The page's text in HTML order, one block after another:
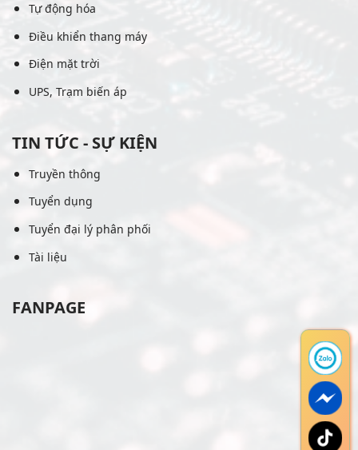
Tự động hóa
Điều khiển thang máy
Điện mặt trời
UPS, Trạm biến áp
TIN TỨC - SỰ KIỆN
Truyền thông
Tuyển dụng
Tuyển đại lý phân phối
Tài liệu
FANPAGE